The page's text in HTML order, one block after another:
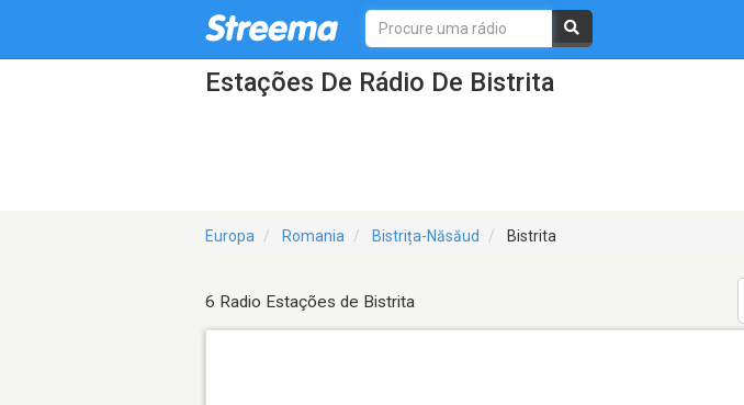
Estações De Rádio De Bistrita
Europa Romania Bistrița-Năsăud Bistrita
6 Radio Estações de Bistrita